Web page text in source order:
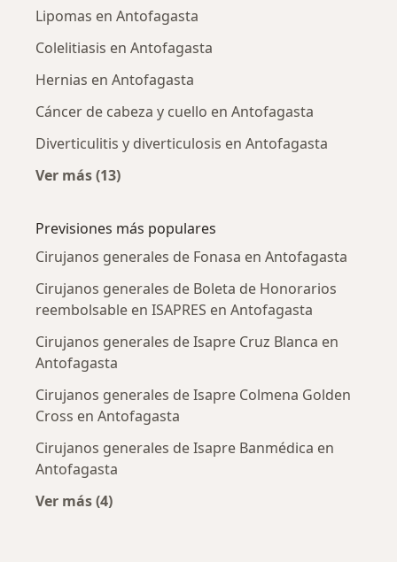
Lipomas en Antofagasta
Colelitiasis en Antofagasta
Hernias en Antofagasta
Cáncer de cabeza y cuello en Antofagasta
Diverticulitis y diverticulosis en Antofagasta
Ver más (13)
Previsiones más populares
Cirujanos generales de Fonasa en Antofagasta
Cirujanos generales de Boleta de Honorarios
reembolsable en ISAPRES en Antofagasta
Cirujanos generales de Isapre Cruz Blanca en
Antofagasta
Cirujanos generales de Isapre Colmena Golden
Cross en Antofagasta
Cirujanos generales de Isapre Banmédica en
Antofagasta
Ver más (4)